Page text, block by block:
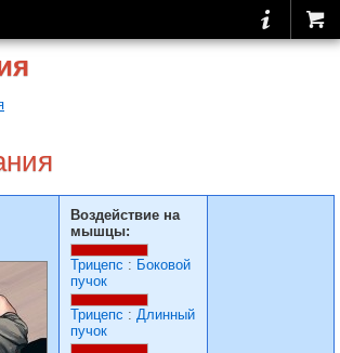
Воздействие на
мышцы:
Трицепс : Боковой
пучок
Трицепс : Длинный
пучок